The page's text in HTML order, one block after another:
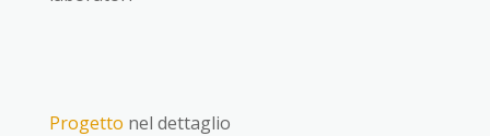
Progetto nel dettaglio